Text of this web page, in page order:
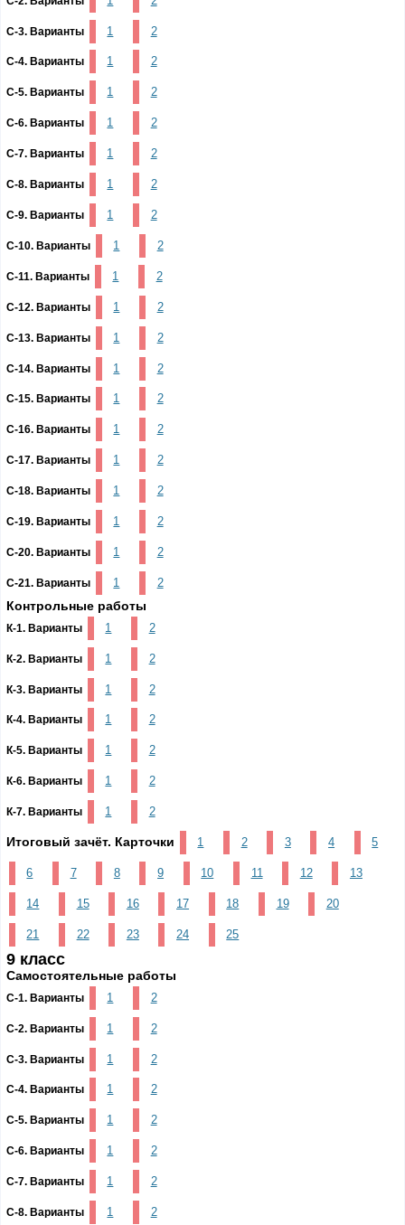
С-3. Варианты 1 2
С-4. Варианты 1 2
С-5. Варианты 1 2
С-6. Варианты 1 2
С-7. Варианты 1 2
С-8. Варианты 1 2
С-9. Варианты 1 2
С-10. Варианты 1 2
С-11. Варианты 1 2
С-12. Варианты 1 2
С-13. Варианты 1 2
С-14. Варианты 1 2
С-15. Варианты 1 2
С-16. Варианты 1 2
С-17. Варианты 1 2
С-18. Варианты 1 2
С-19. Варианты 1 2
С-20. Варианты 1 2
С-21. Варианты 1 2
Контрольные работы
К-1. Варианты 1 2
К-2. Варианты 1 2
К-3. Варианты 1 2
К-4. Варианты 1 2
К-5. Варианты 1 2
К-6. Варианты 1 2
К-7. Варианты 1 2
Итоговый зачёт. Карточки 1 2 3 4 5
6 7 8 9 10 11 12 13
14 15 16 17 18 19 20
21 22 23 24 25
9 класс
Самостоятельные работы
С-1. Варианты 1 2
С-2. Варианты 1 2
С-3. Варианты 1 2
С-4. Варианты 1 2
С-5. Варианты 1 2
С-6. Варианты 1 2
С-7. Варианты 1 2
С-8. Варианты 1 2